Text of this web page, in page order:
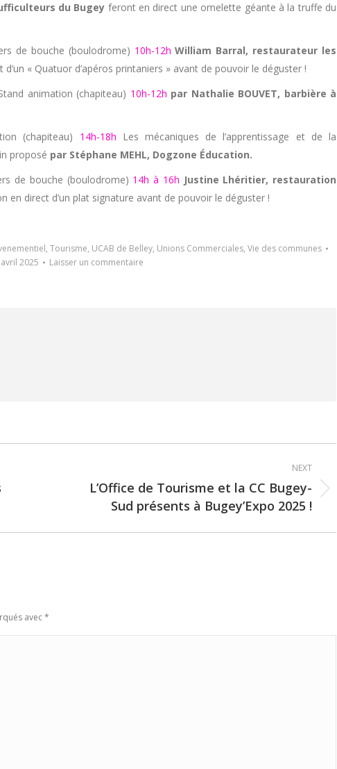
du Bugey feront en direct une omelette géante à la truffe du
de bouche (boulodrome) 10h-12h William Barral, restaurateur les
« Quatuor d’apéros printaniers » avant de pouvoir le déguster !
animation (chapiteau) 10h-12h par Nathalie BOUVET, barbière à
(chapiteau) 14h-18h Les mécaniques de l’apprentissage et de la
proposé par Stéphane MEHL, Dogzone Éducation.
de bouche (boulodrome) 14h à 16h Justine Lhéritier, restauration
en direct d’un plat signature avant de pouvoir le déguster !
, Tourisme, UCAB de Belley, Unions Commerciales, Vie des communes
2025 Laisser un commentaire
NEXT
Next
L’Office de Tourisme et la CC Bugey-
Sud présents à Bugey’Expo 2025 !
avec*